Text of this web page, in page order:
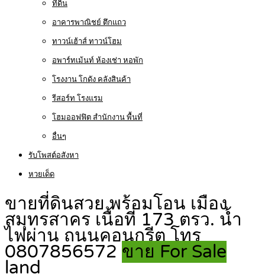
ที่ดิน
อาคารพาณิชย์ ตึกแถว
ทาวน์เฮ้าส์ ทาวน์โฮม
อพาร์ทเม้นท์ ห้องเช่า หอพัก
โรงงาน โกดัง คลังสินค้า
รีสอร์ท โรงแรม
โฮมออฟฟิต สำนักงาน พื้นที่
อื่นๆ
รับโพสต์อสังหา
หวยเด็ด
ขายที่ดินสวย พร้อมโอน เมือง
สมุทรสาคร เนื้อที่ 173 ตรว. น้ำ
ไฟผ่าน ถนนคอนกรีต โทร
0807856572 ขาย For Sale
land